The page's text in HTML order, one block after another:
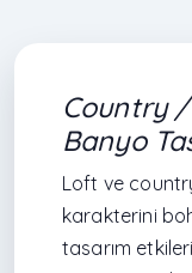
Country
Banyo
Loft ve
karakterini
tasarım